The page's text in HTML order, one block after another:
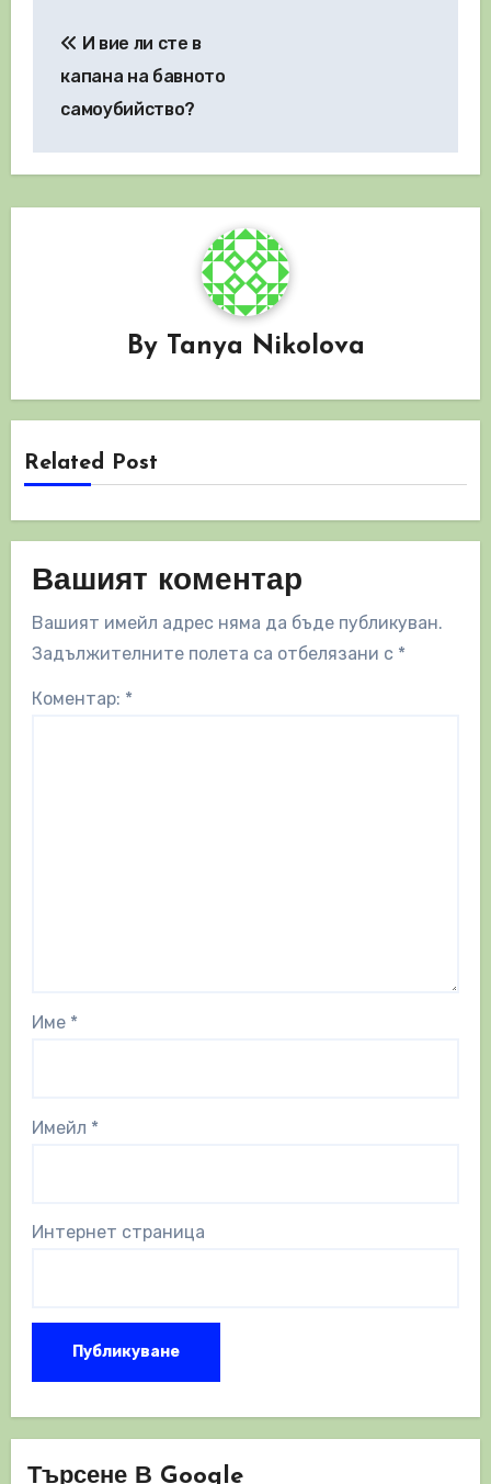
И вие ли сте в
капана на бавното
самоубийство?
By Tanya Nikolova
Related Post
Вашият коментар
Вашият имейл адрес няма да бъде публикуван.
Задължителните полета са отбелязани с *
Коментар: *
Име *
Имейл *
Интернет страница
Търсене В Google